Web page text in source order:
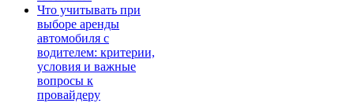
Что учитывать при
выборе аренды
автомобиля с
водителем: критерии,
условия и важные
вопросы к
провайдеру